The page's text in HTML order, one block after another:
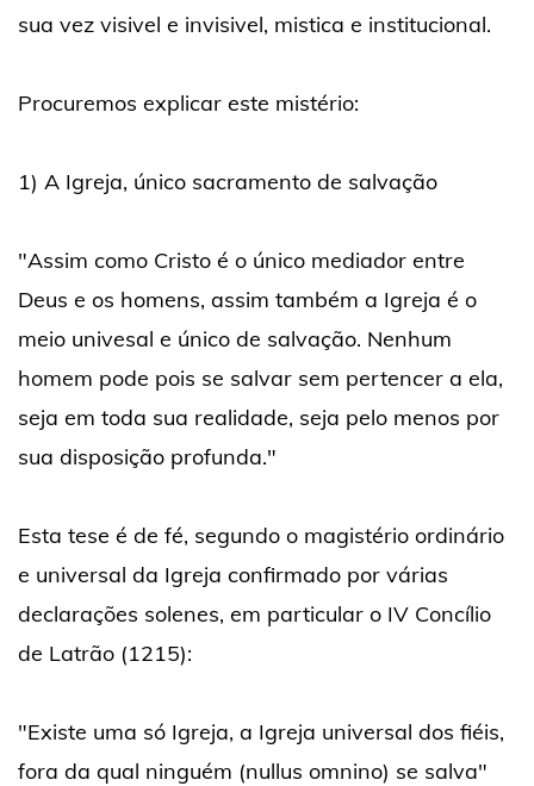
sua vez visivel e invisivel, mistica e institucional.
Procuremos explicar este mistério:
1) A Igreja, único sacramento de salvação
"Assim como Cristo é o único mediador entre
Deus e os homens, assim também a Igreja é o
meio univesal e único de salvação. Nenhum
homem pode pois se salvar sem pertencer a ela,
seja em toda sua realidade, seja pelo menos por
sua disposição profunda."
Esta tese é de fé, segundo o magistério ordinário
e universal da Igreja confirmado por várias
declarações solenes, em particular o IV Concílio
de Latrão (1215):
"Existe uma só Igreja, a Igreja universal dos fiéis,
fora da qual ninguém (nullus omnino) se salva"